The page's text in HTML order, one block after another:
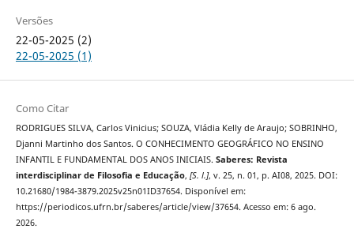
Versões
22-05-2025 (2)
22-05-2025 (1)
Como Citar
RODRIGUES SILVA, Carlos Vinicius; SOUZA, Vládia Kelly de Araujo; SOBRINHO,
Djanni Martinho dos Santos. O CONHECIMENTO GEOGRÁFICO NO ENSINO
INFANTIL E FUNDAMENTAL DOS ANOS INICIAIS. Saberes: Revista
interdisciplinar de Filosofia e Educação, [S. l.], v. 25, n. 01, p. AI08, 2025. DOI:
10.21680/1984-3879.2025v25n01ID37654. Disponível em:
https://periodicos.ufrn.br/saberes/article/view/37654. Acesso em: 6 ago.
2026.